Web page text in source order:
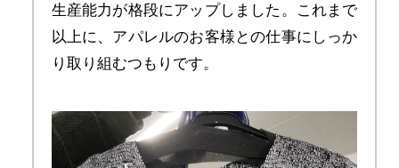
生産能力が格段にアップしました。これまで
以上に、アパレルのお客様との仕事にしっか
り取り組むつもりです。